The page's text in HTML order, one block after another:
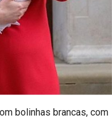
bolinhas brancas, com